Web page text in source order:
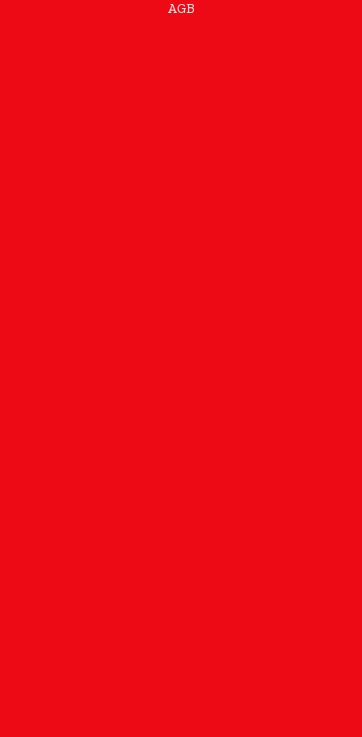
AGB